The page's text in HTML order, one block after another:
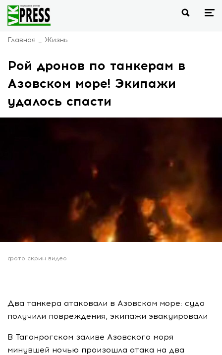
Главная Жизнь
Рой дронов по танкерам в
Азовском море! Экипажи
удалось спасти
фото скрин видео
Два танкера атаковали в Азовском море: суда
получили повреждения, экипажи эвакуировали
В Таганрогском заливе Азовского моря
минувшей ночью произошла атака на два